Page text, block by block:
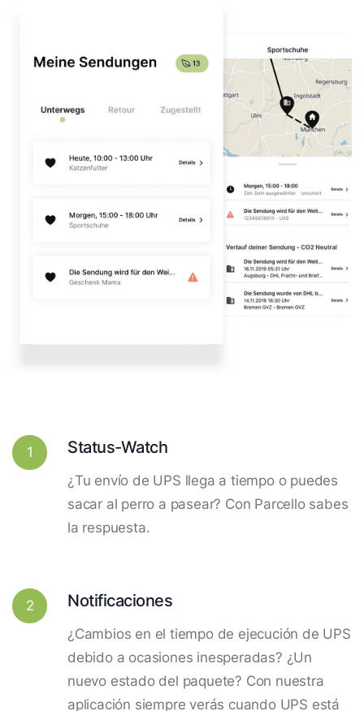
1 Status-Watch
¿Tu envío de UPS llega a tiempo o puedes
sacar al perro a pasear? Con Parcello sabes
la respuesta.
2 Notificaciones
¿Cambios en el tiempo de ejecución de UPS
debido a ocasiones inesperadas? ¿Un
nuevo estado del paquete? Con nuestra
aplicación siempre verás cuando UPS está